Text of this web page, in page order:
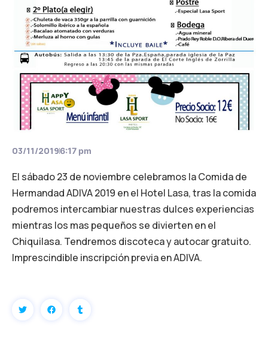
03/11/20196:17 pm
El sábado 23 de noviembre celebramos la Comida de
Hermandad ADIVA 2019 en el Hotel Lasa, tras la comida
podremos intercambiar nuestras dulces experiencias
mientras los mas pequeños se divierten en el
Chiquilasa. Tendremos discoteca y autocar gratuito.
Imprescindible inscripción previa en ADIVA.